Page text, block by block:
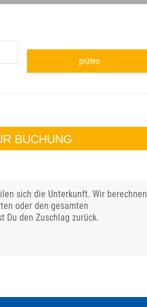
prüfen
BUCHUNG
sich die Unterkunft. Wir berechnen
oder den gesamten
Du den Zuschlag zurück.